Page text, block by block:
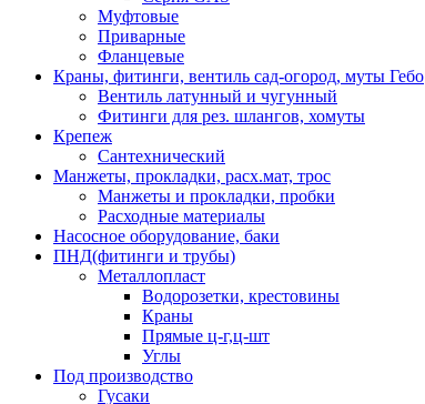
Муфтовые
Приварные
Фланцевые
Краны, фитинги, вентиль сад-огород, муты Гебо
Вентиль латунный и чугунный
Фитинги для рез. шлангов, хомуты
Крепеж
Сантехнический
Манжеты, прокладки, расх.мат, трос
Манжеты и прокладки, пробки
Расходные материалы
Насосное оборудование, баки
ПНД(фитинги и трубы)
Металлопласт
Водорозетки, крестовины
Краны
Прямые ц-г,ц-шт
Углы
Под производство
Гусаки